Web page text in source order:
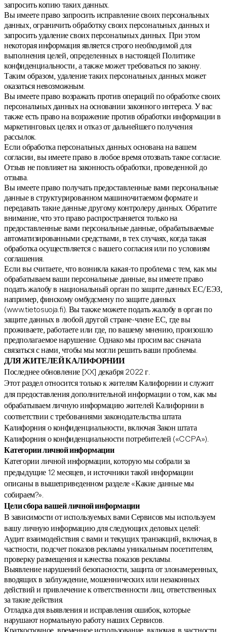
запросить копию таких данных.
Вы имеете право запросить исправление своих персональных
данных, ограничить обработку своих персональных данных и
запросить удаление своих персональных данных. При этом
некоторая информация является строго необходимой для
выполнения целей, определенных в настоящей Политике
конфиденциальности, а также может требоваться по закону.
Таким образом, удаление таких персональных данных может
оказаться невозможным.
Вы имеете право возражать против операций по обработке своих
персональных данных на основании законного интереса. У вас
также есть право на возражение против обработки информации в
маркетинговых целях и отказ от дальнейшего получения
рассылок.
Если обработка персональных данных основана на вашем
согласии, вы имеете право в любое время отозвать такое согласие.
Отзыв не повлияет на законность обработки, проведенной до
отзыва.
Вы имеете право получать предоставленные вами персональные
данные в структурированном машиночитаемом формате и
передавать такие данные другому контролеру данных. Обратите
внимание, что это право распространяется только на
предоставленные вами персональные данные, обрабатываемые
автоматизированными средствами, в тех случаях, когда такая
обработка осуществляется c вашего согласия или по условиям
соглашения.
Если вы считаете, что возникла какая-то проблема с тем, как мы
обрабатываем ваши персональные данные, вы имеете право
подать жалобу в национальный орган по защите данных ЕС/ЕЭЗ,
например, финскому омбудсмену по защите данных
(www.tietosuoja.fi). Вы также можете подать жалобу в орган по
защите данных в любой другой стране-члене ЕС, где вы
проживаете, работаете или где, по вашему мнению, произошло
предполагаемое нарушение. Однако мы просим вас сначала
связаться с нами, чтобы мы могли решить ваши проблемы.
ДЛЯ ЖИТЕЛЕЙ КАЛИФОРНИИ
Последнее обновление [XX] декабря 2022 г.
Этот раздел относится только к жителям Калифорнии и служит
для предоставления дополнительной информации о том, как мы
обрабатываем личную информацию жителей Калифорнии в
соответствии с требованиями законодательства штата
Калифорния о конфиденциальности, включая Закон штата
Калифорния о конфиденциальности потребителей («CCPA»).
Категории личной информации
Категории личной информации, которую мы собрали за
предыдущие 12 месяцев, и источники такой информации
описаны в вышеприведенном разделе «Какие данные мы
собираем?».
Цели сбора вашей личной информации
В зависимости от используемых вами Сервисов мы используем
вашу личную информацию для следующих деловых целей:
Аудит взаимодействия с вами и текущих транзакций, включая, в
частности, подсчет показов рекламы уникальным посетителям,
проверку размещения и качества показов рекламы.
Выявление нарушений безопасности, защита от злонамеренных,
вводящих в заблуждение, мошеннических или незаконных
действий и привлечение к ответственности лиц, ответственных
за такие действия.
Отладка для выявления и исправления ошибок, которые
нарушают нормальную работу наших Сервисов.
Краткосрочное, временное использование, включая, в частности,